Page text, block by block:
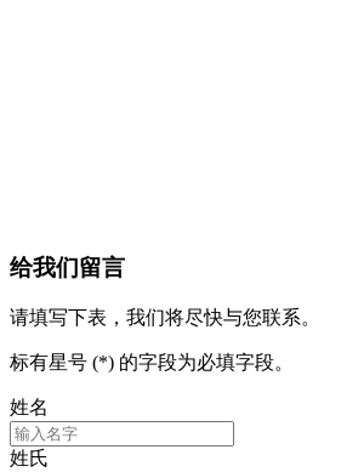
给我们留言
请填写下表，我们将尽快与您联系。
标有星号 (*) 的字段为必填字段。
姓名
姓氏